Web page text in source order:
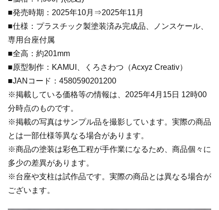
■発売時期：2025年10月⇒2025年11月
■仕様：プラスチック製塗装済み完成品、ノンスケール、
専用台座付属
■全高：約201mm
■原型制作：KAMUI、くろさわつ（Acxyz Creativ）
■JANコード：4580590201200
※掲載している価格等の情報は、2025年4月15日 12時00
分時点のものです。
※掲載の写真はサンプル品を撮影しています。実際の商品
とは一部仕様等異なる場合があります。
※商品の塗装は彩色工程が手作業になるため、商品個々に
多少の差異があります。
※台座や支柱は試作品です。実際の商品とは異なる場合が
ございます。